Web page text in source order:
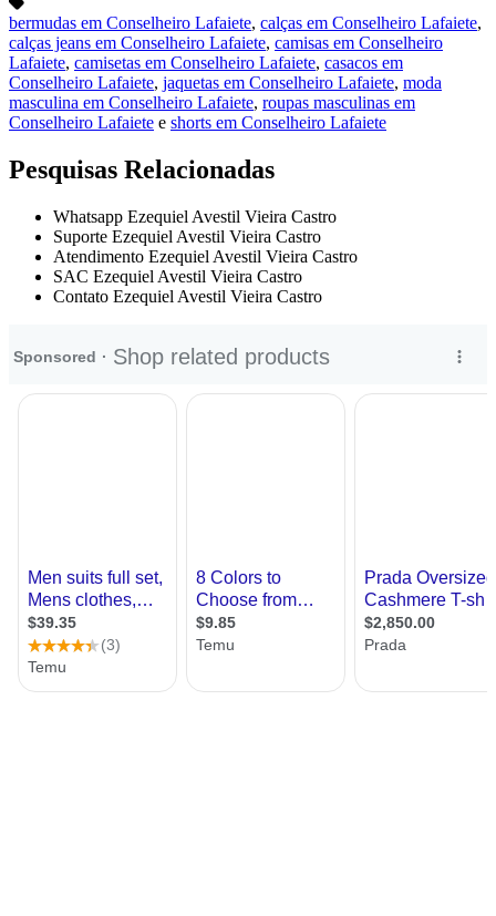
bermudas em Conselheiro Lafaiete, calças em Conselheiro Lafaiete,
calças jeans em Conselheiro Lafaiete, camisas em Conselheiro
Lafaiete, camisetas em Conselheiro Lafaiete, casacos em
Conselheiro Lafaiete, jaquetas em Conselheiro Lafaiete, moda
masculina em Conselheiro Lafaiete, roupas masculinas em
Conselheiro Lafaiete e shorts em Conselheiro Lafaiete
Pesquisas Relacionadas
Whatsapp Ezequiel Avestil Vieira Castro
Suporte Ezequiel Avestil Vieira Castro
Atendimento Ezequiel Avestil Vieira Castro
SAC Ezequiel Avestil Vieira Castro
Contato Ezequiel Avestil Vieira Castro